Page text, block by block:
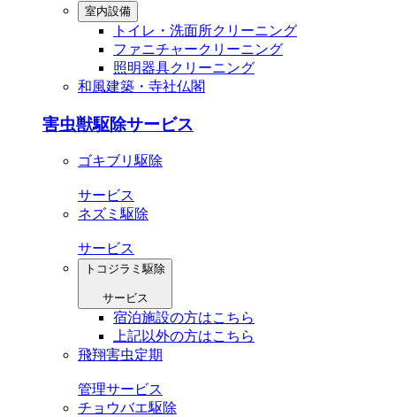
室内設備
トイレ・洗⾯所クリーニング
ファニチャークリーニング
照明器具クリーニング
和風建築・寺社仏閣
害虫獣駆除サービス
ゴキブリ駆除
サービス
ネズミ駆除
サービス
トコジラミ駆除
サービス
宿泊施設の方はこちら
上記以外の方はこちら
飛翔害虫定期
管理サービス
チョウバエ駆除